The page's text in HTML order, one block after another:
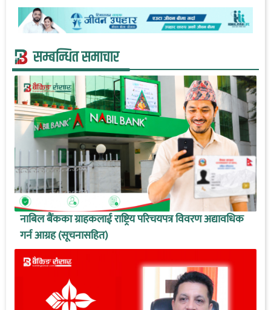
सम्बन्धित समाचार
नाबिल बैंकका ग्राहकलाई राष्ट्रिय परिचयपत्र विवरण अद्यावधिक
गर्न आग्रह (सूचनासहित)